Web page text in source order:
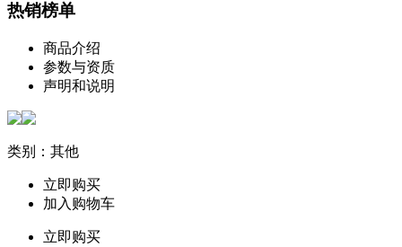
热销榜单
商品介绍
参数与资质
声明和说明
类别：其他
立即购买
加入购物车
立即购买